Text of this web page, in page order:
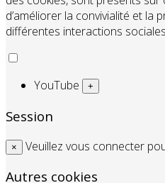
d’améliorer la convivialité et la
différentes interactions
YouTube +
Session
× Veuillez vous connecter
Autres cookies